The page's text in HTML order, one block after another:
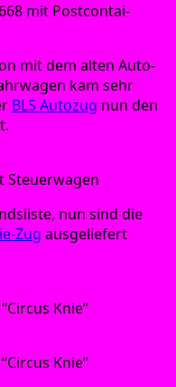
mit Post­con­tai­
mit dem alten Auto­
kam sehr
BLS Auto­zug nun den
Steuerwagen
nun sind die
Zug aus­ge­lie­fert
Knie”
Knie”